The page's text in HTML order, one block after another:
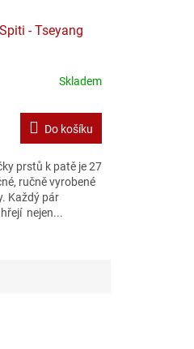
- Tseyang
Skladem
Do košíku
prstů k patě je 27
ručně vyrobené
Každý pár
nejen...